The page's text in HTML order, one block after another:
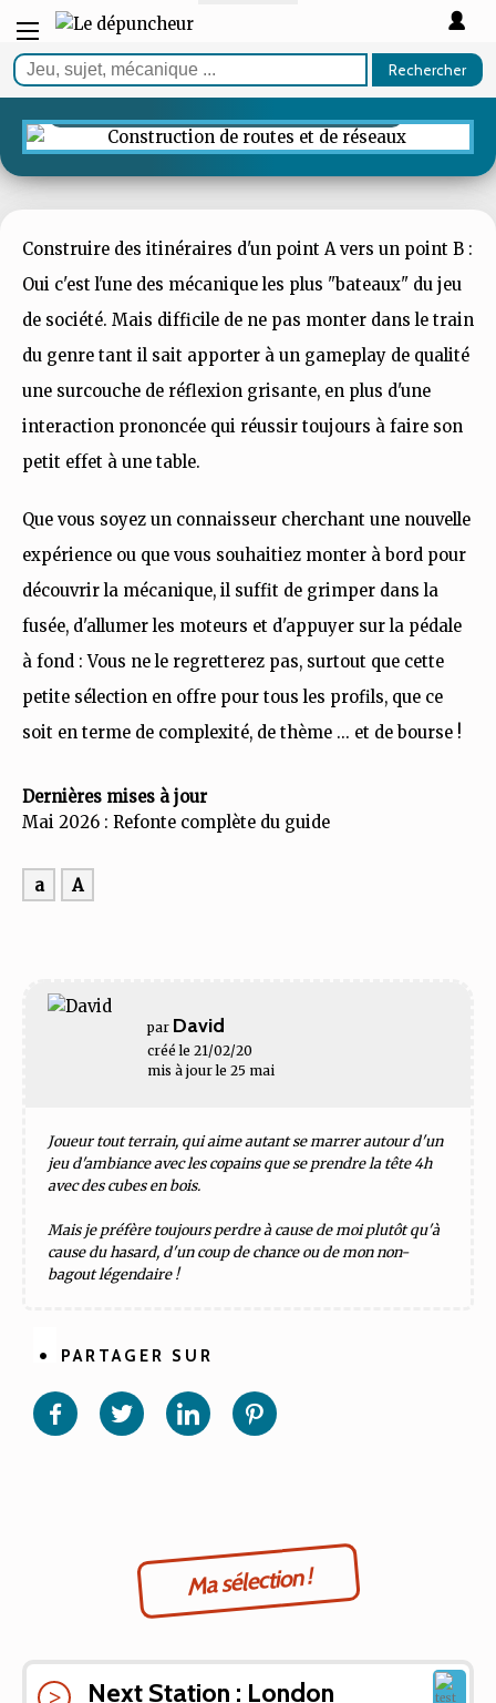
Rechercher
GUIDE
Les meilleurs jeux de
construction de routes et
réseaux
Construire des itinéraires d'un point A vers un point B :
Oui c'est l'une des mécanique les plus "bateaux" du jeu
de société. Mais difficile de ne pas monter dans le train
du genre tant il sait apporter à un gameplay de qualité
une surcouche de réflexion grisante, en plus d'une
interaction prononcée qui réussir toujours à faire son
petit effet à une table.
Que vous soyez un connaisseur cherchant une nouvelle
expérience ou que vous souhaitiez monter à bord pour
découvrir la mécanique, il suffit de grimper dans la
fusée, d'allumer les moteurs et d'appuyer sur la pédale
à fond : Vous ne le regretterez pas, surtout que cette
petite sélection en offre pour tous les profils, que ce
soit en terme de complexité, de thème ... et de bourse !
Dernières mises à jour
Mai 2026 : Refonte complète du guide
a A
par David
créé le 21/02/20
mis à jour le 25 mai
Joueur tout terrain, qui aime autant se marrer autour d'un
jeu d'ambiance avec les copains que se prendre la tête 4h
avec des cubes en bois.
Mais je préfère toujours perdre à cause de moi plutôt qu'à
cause du hasard, d'un coup de chance ou de mon non-
bagout légendaire !
PARTAGER SUR
Partager
sur
Partager
sur sur
Ma sélection !
Next Station : London